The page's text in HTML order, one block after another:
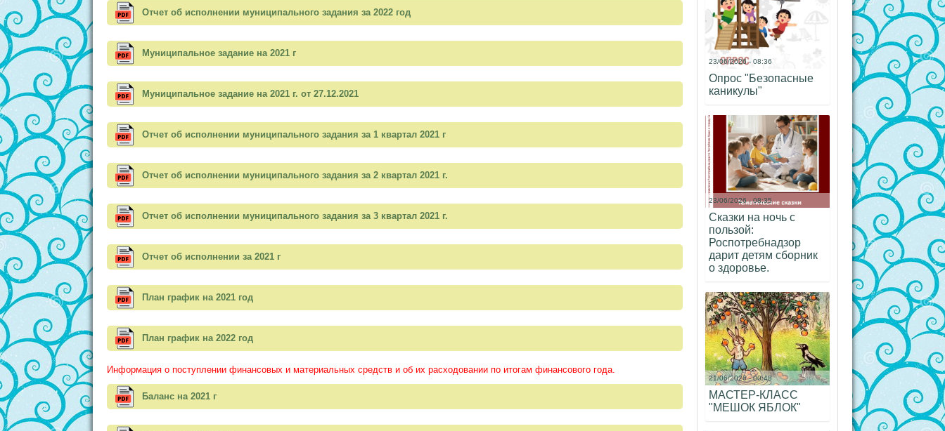
Отчет об исполнении муниципального задания за 2022 год
Муниципальное задание на 2021 г
Муниципальное задание на 2021 г. от 27.12.2021
Отчет об исполнении муниципального задания за 1 квартал 2021 г
Отчет об исполнении муниципального задания за 2 квартал 2021 г.
Отчет об исполнении муниципального задания за 3 квартал 2021 г.
Отчет об исполнении за 2021 г
План график на 2021 год
План график на 2022 год
Информация о поступлении финансовых и материальных средств и об их расходовании по итогам финансового года.
Баланс на 2021 г
23/06/2026 - 08:36
Опрос "Безопасные
каникулы"
23/06/2026 - 08:35
Сказки на ночь с
пользой:
Роспотребнадзор
дарит детям сборник
о здоровье.
21/06/2026 - 00:48
МАСТЕР-КЛАСС
"МЕШОК ЯБЛОК"